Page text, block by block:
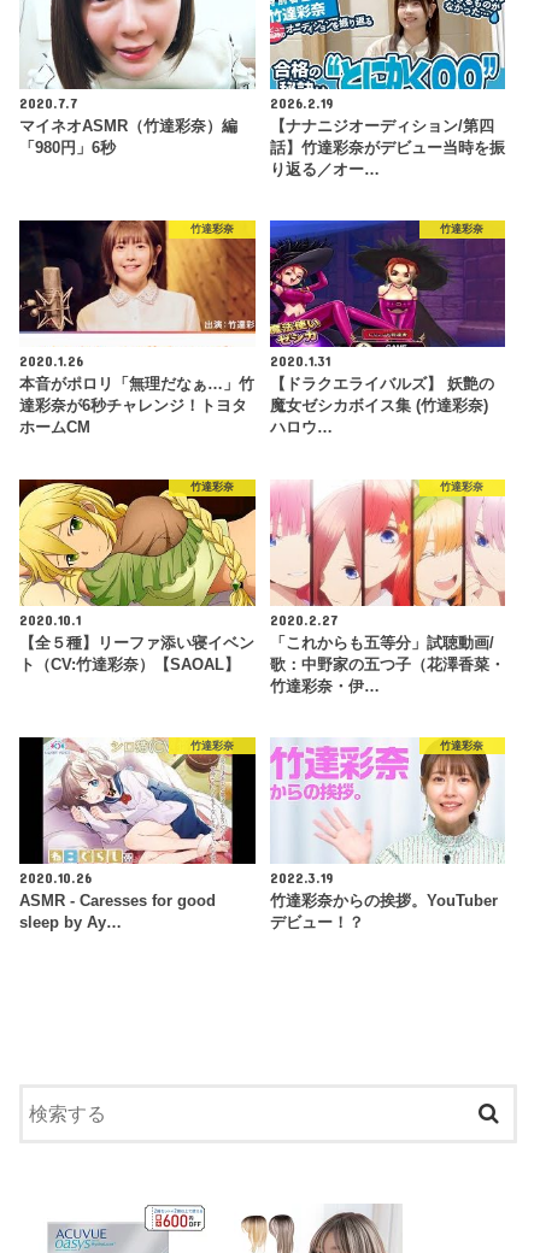
2020.7.7
マイネオASMR（竹達彩奈）編
「980円」6秒
2026.2.19
【ナナニジオーディション/第四
話】竹達彩奈がデビュー当時を振
り返る／オー…
竹達彩奈
2020.1.26
本音がポロリ「無理だなぁ…」竹
達彩奈が6秒チャレンジ！トヨタ
ホームCM
竹達彩奈
2020.1.31
【ドラクエライバルズ】 妖艶の
魔女ゼシカボイス集 (竹達彩奈)
ハロウ…
竹達彩奈
2020.10.1
【全５種】リーファ添い寝イベン
ト（CV:竹達彩奈）【SAOAL】
竹達彩奈
2020.2.27
「これからも五等分」試聴動画/
歌：中野家の五つ子（花澤香菜・
竹達彩奈・伊…
竹達彩奈
2020.10.26
ASMR - Caresses for good
sleep by Ay…
竹達彩奈
2022.3.19
竹達彩奈からの挨拶。YouTuber
デビュー！？